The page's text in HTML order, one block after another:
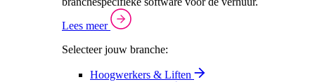
Lees meer
Selecteer jouw branche:
Hoogwerkers & Liften